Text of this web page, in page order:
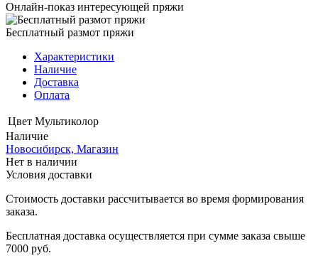
Онлайн-показ интересующей пряжи
Бесплатный размот пряжи
Характеристики
Наличие
Доставка
Оплата
Цвет Мультиколор
Наличие
Новосибирск, Магазин
Нет в наличии
Условия доставки
Стоимость доставки рассчитывается во время формирования
заказа.
Бесплатная доставка осуществляется при сумме заказа свыше
7000 руб.